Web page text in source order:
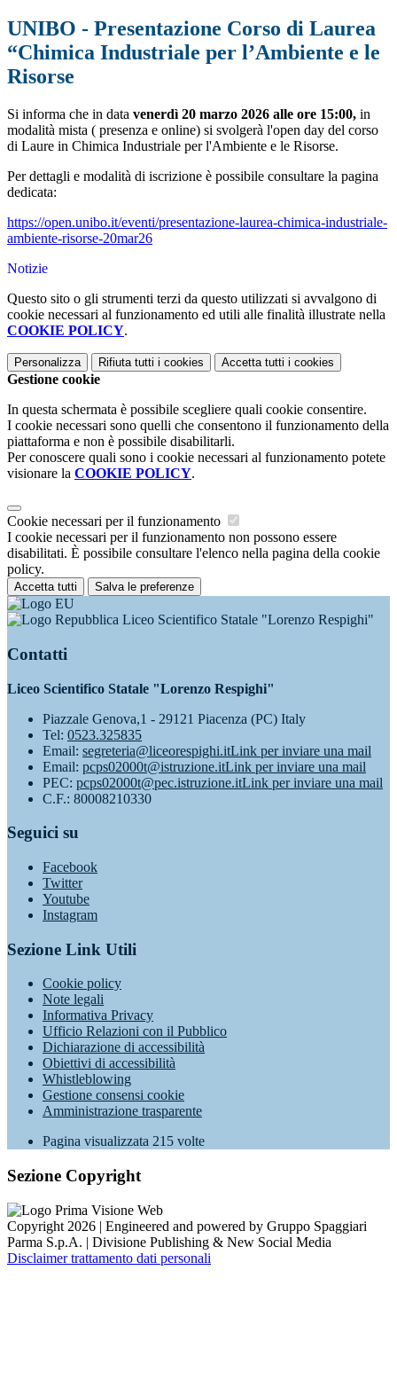
UNIBO - Presentazione Corso di Laurea
“Chimica Industriale per l’Ambiente e le
Risorse
Si informa che in data venerdì 20 marzo 2026 alle ore 15:00, in
modalità mista ( presenza e online) si svolgerà l'open day del corso
di Laure in Chimica Industriale per l'Ambiente e le Risorse.
Per dettagli e modalità di iscrizione è possibile consultare la pagina
dedicata:
https://open.unibo.it/eventi/presentazione-laurea-chimica-industriale-
ambiente-risorse-20mar26
Notizie
Questo sito o gli strumenti terzi da questo utilizzati si avvalgono di
cookie necessari al funzionamento ed utili alle finalità illustrate nella
COOKIE POLICY.
Personalizza Rifiuta tutti i cookies Accetta tutti i cookies
Gestione cookie
In questa schermata è possibile scegliere quali cookie consentire.
I cookie necessari sono quelli che consentono il funzionamento della
piattaforma e non è possibile disabilitarli.
Per conoscere quali sono i cookie necessari al funzionamento potete
visionare la COOKIE POLICY.
Cookie necessari per il funzionamento
I cookie necessari per il funzionamento non possono essere
disabilitati. È possibile consultare l'elenco nella pagina della cookie
policy.
Accetta tutti Salva le preferenze
Liceo Scientifico Statale "Lorenzo Respighi"
Contatti
Liceo Scientifico Statale "Lorenzo Respighi"
Piazzale Genova,1 - 29121 Piacenza (PC) Italy
Tel: 0523.325835
Email: segreteria@liceorespighi.itLink per inviare una mail
Email: pcps02000t@istruzione.itLink per inviare una mail
PEC: pcps02000t@pec.istruzione.itLink per inviare una mail
C.F.: 80008210330
Seguici su
Facebook
Twitter
Youtube
Instagram
Sezione Link Utili
Cookie policy
Note legali
Informativa Privacy
Ufficio Relazioni con il Pubblico
Dichiarazione di accessibilità
Obiettivi di accessibilità
Whistleblowing
Gestione consensi cookie
Amministrazione trasparente
Pagina visualizzata 215 volte
Sezione Copyright
Copyright 2026 | Engineered and powered by Gruppo Spaggiari
Parma S.p.A. | Divisione Publishing & New Social Media
Disclaimer trattamento dati personali